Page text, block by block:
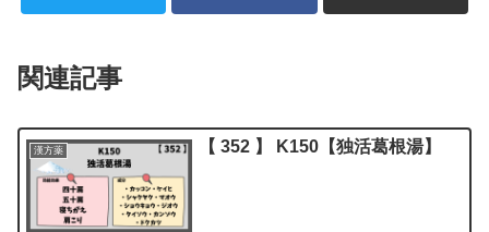
関連記事
漢方薬 【 352 】 K150【独活葛根湯】